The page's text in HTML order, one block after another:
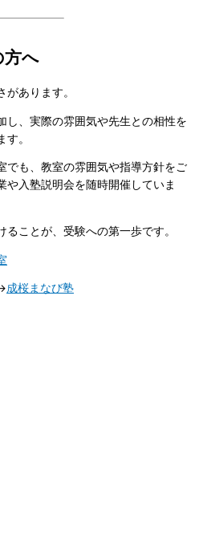
方へ
あります。
し、実際の雰囲気や先生との相性を
。
でも、教室の雰囲気や指導方針をご
や入塾説明会を随時開催していま
ことが、受験への第一歩です。
成桜まなび塾